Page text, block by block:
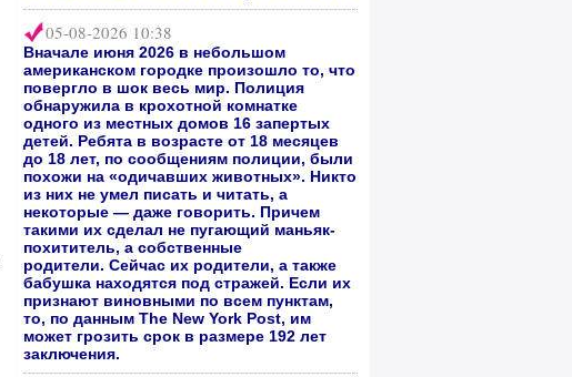
05-08-2026 10:38
Вначале июня 2026 в небольшом
американском городке произошло то, что
повергло в шок весь мир. Полиция
обнаружила в крохотной комнатке
одного из местных домов 16 запертых
детей. Ребята в возрасте от 18 месяцев
до 18 лет, по сообщениям полиции, были
похожи на «одичавших животных». Никто
из них не умел писать и читать, а
некоторые — даже говорить. Причем
такими их сделал не пугающий маньяк-
похититель, а собственные
родители. Сейчас их родители, а также
бабушка находятся под стражей. Если их
признают виновными по всем пунктам,
то, по данным The New York Post, им
может грозить срок в размере 192 лет
заключения.